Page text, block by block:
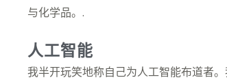
与化学品。.
人工智能
我半开玩笑地称自己为人工智能布道者